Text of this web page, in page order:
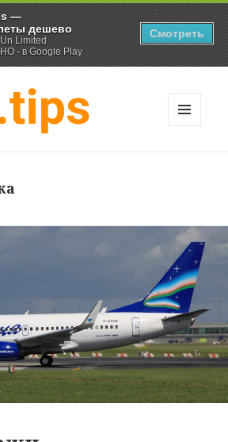
—
дешево
Limited
- в Google Play
Смотреть